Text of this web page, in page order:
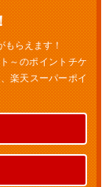
もらえます！
～のポイントチケ
楽天スーパーポイ